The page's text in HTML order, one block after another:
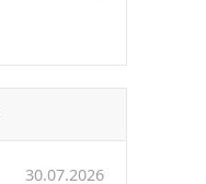
30.07.2026